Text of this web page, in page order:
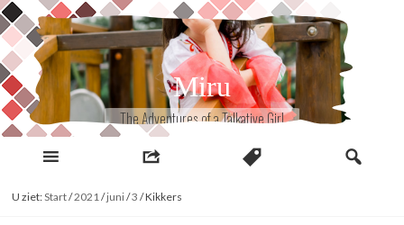
Naar
inhoud
Miru
The Adventures of a Talkative Girl
U ziet:Start/2021/juni/3 /Kikkers